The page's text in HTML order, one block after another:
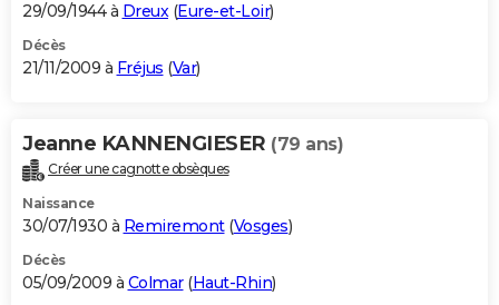
29/09/1944 à Dreux(Eure-et-Loir)
Décès
21/11/2009 à Fréjus (Var)
Jeanne KANNENGIESER (79 ans)
Créer une cagnotte obsèques
Naissance
30/07/1930 à Remiremont(Vosges)
Décès
05/09/2009 à Colmar(Haut-Rhin)